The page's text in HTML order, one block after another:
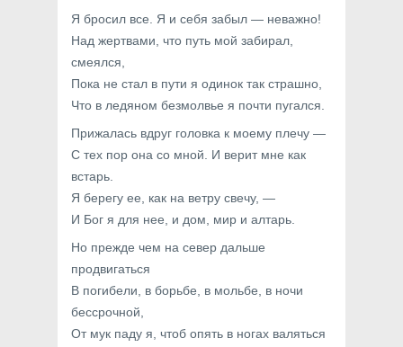
Я бросил все. Я и себя забыл — неважно!
Над жертвами, что путь мой забирал,
смеялся,
Пока не стал в пути я одинок так страшно,
Что в ледяном безмолвье я почти пугался.
Прижалась вдруг головка к моему плечу —
С тех пор она со мной. И верит мне как
встарь.
Я берегу ее, как на ветру свечу, —
И Бог я для нее, и дом, мир и алтарь.
Но прежде чем на север дальше
продвигаться
В погибели, в борьбе, в мольбе, в ночи
бессрочной,
От мук паду я, чтоб опять в ногах валяться